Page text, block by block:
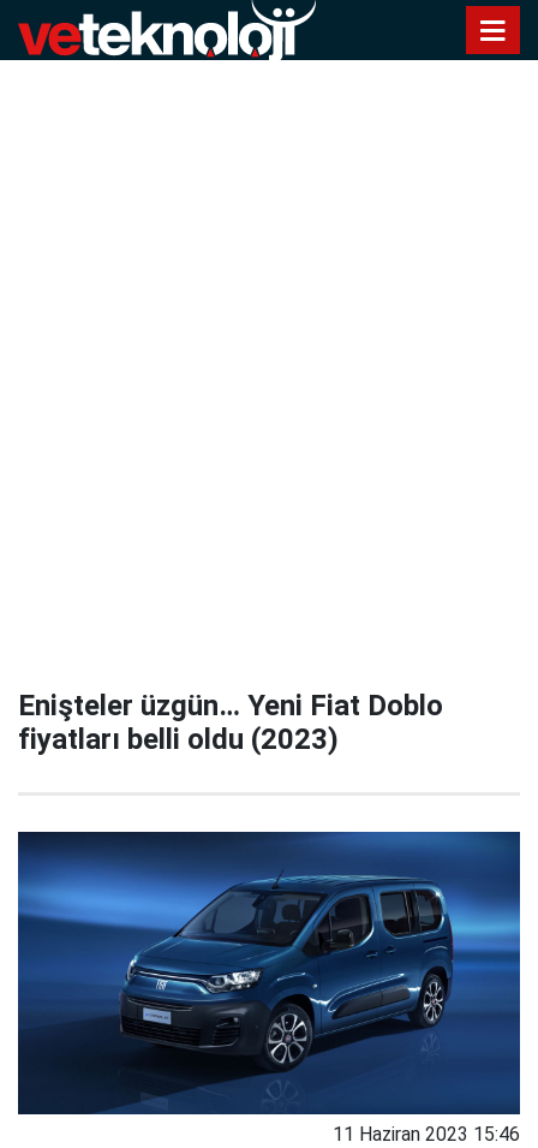
Enişteler üzgün… Yeni Fiat Doblo
fiyatları belli oldu (2023)
11 Haziran 2023 15:46